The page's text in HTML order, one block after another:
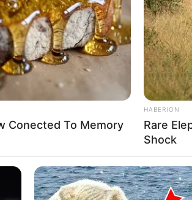
പരിവാര്‍ സംഘടനകളുടേയും
ദേശീയ, സാമൂഹിക ,
Conected To Memory
HABERION
Rare
Shock